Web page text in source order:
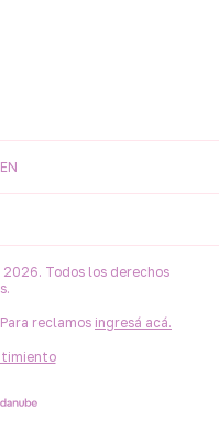
Todos los derechos
reclamos ingresá acá.